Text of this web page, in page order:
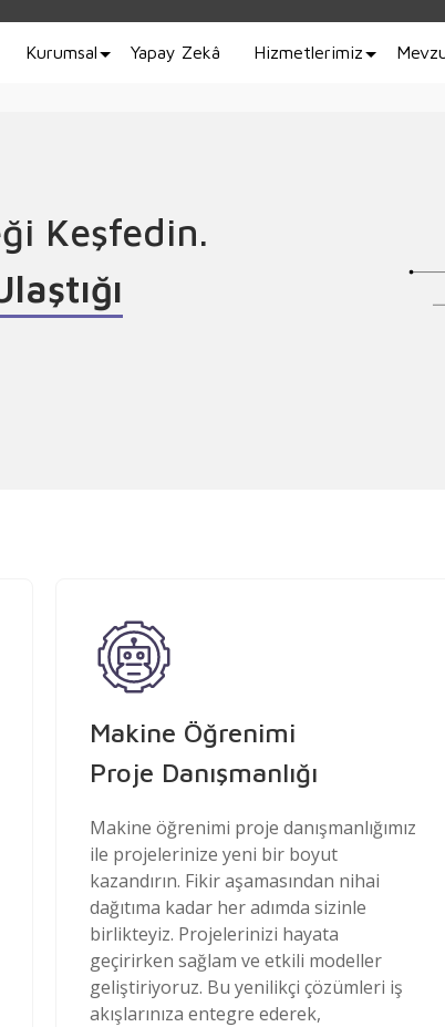
Kurumsal Yapay Zekâ Hizmetlerimiz
Keşfedin.
tünleşt
Makine Öğrenimi
Proje Danışmanlığı
Makine öğrenimi proje danışmanlığımız
ile projelerinize yeni bir boyut
kazandırın. Fikir aşamasından nihai
dağıtıma kadar her adımda sizinle
birlikteyiz. Projelerinizi hayata
geçirirken sağlam ve etkili modeller
geliştiriyoruz. Bu yenilikçi çözümleri iş
akışlarınıza entegre ederek,